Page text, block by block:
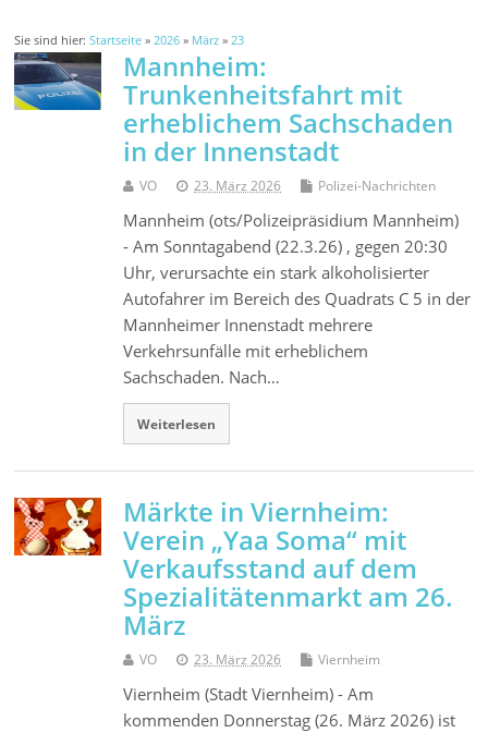
Sie sind hier:Startseite »2026 » März »23
Mannheim:
Trunkenheitsfahrt mit
erheblichem Sachschaden
in der Innenstadt
VO 23. März 2026 Polizei-Nachrichten
Mannheim (ots/Polizeipräsidium Mannheim)
- Am Sonntagabend (22.3.26) , gegen 20:30
Uhr, verursachte ein stark alkoholisierter
Autofahrer im Bereich des Quadrats C 5 in der
Mannheimer Innenstadt mehrere
Verkehrsunfälle mit erheblichem
Sachschaden. Nach…
Weiterlesen
Märkte in Viernheim:
Verein „Yaa Soma“ mit
Verkaufsstand auf dem
Spezialitätenmarkt am 26.
März
VO 23. März 2026 Viernheim
Viernheim (Stadt Viernheim) - Am
kommenden Donnerstag (26. März 2026) ist